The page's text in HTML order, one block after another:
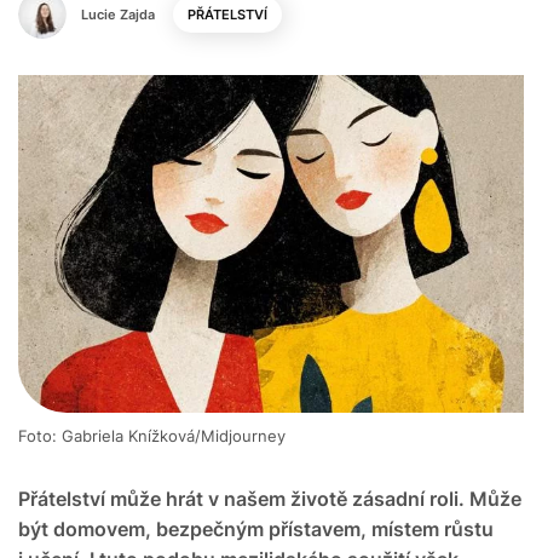
Lucie Zajda PŘÁTELSTVÍ
Přátelství může hrát v našem životě zásadní roli. Může
být domovem, bezpečným přístavem, místem růstu
Foto: Gabriela Knížková/Midjourney